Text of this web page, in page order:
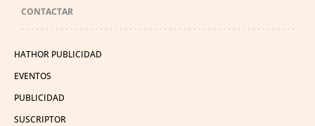
CONTACTAR
HATHOR PUBLICIDAD
EVENTOS
PUBLICIDAD
SUSCRIPTOR